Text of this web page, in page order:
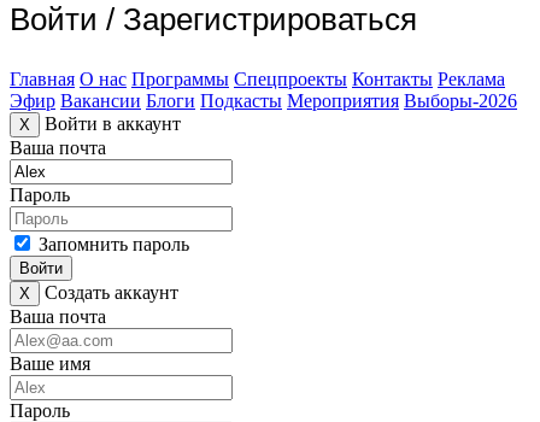
Войти / Зарегистрироваться
Главная О нас Программы Спецпроекты Контакты Реклама
Эфир Вакансии Блоги Подкасты Мероприятия Выборы-2026
X
Войти в аккаунт
Ваша почта
Пароль
Запомнить пароль
Войти
X
Создать аккаунт
Ваша почта
Ваше имя
Пароль